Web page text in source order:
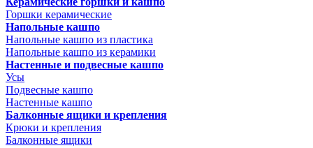
Горшки керамические
Напольные кашпо
Напольные кашпо из пластика
Напольные кашпо из керамики
Настенные и подвесные кашпо
Усы
Подвесные кашпо
Настенные кашпо
Балконные ящики и крепления
Крюки и крепления
Балконные ящики